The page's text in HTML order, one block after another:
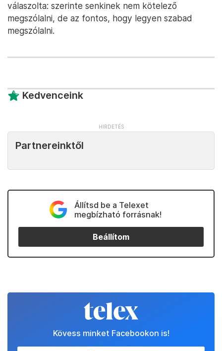
válaszolta: szerinte senkinek nem kötelező
megszólalni, de az fontos, hogy legyen szabad
megszólalni.
Kedvenceink
Partnereinktől
Állítsd be a Telexet
megbízható forrásnak!
Beállítom
Kövess minket Facebookon is!